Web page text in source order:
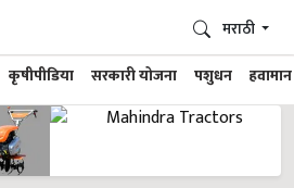
कृषीपीडिया सरकारी योजना पशुधन हवामान
मराठी